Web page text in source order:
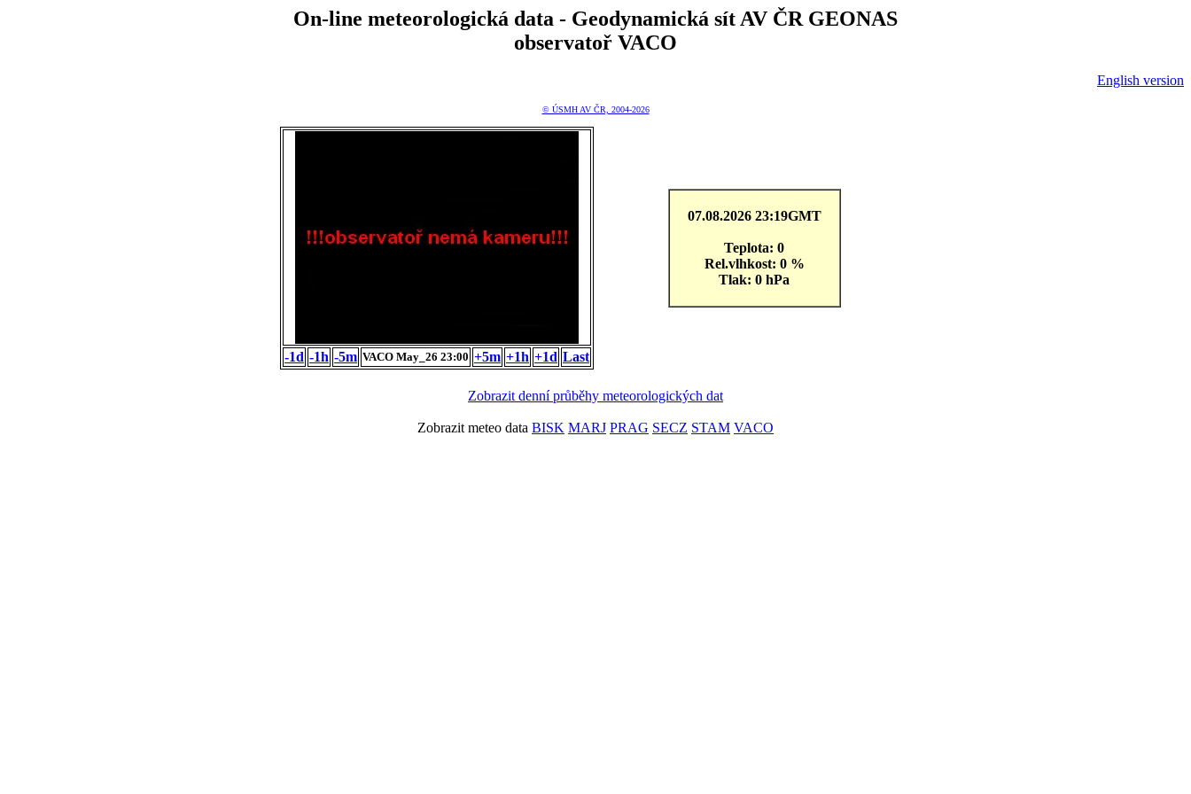
On-line meteorologická data - Geodynamická sít AV ČR GEONAS
observatoř VACO
English version
© ÚSMH AV ČR, 2004-2026
-1d -1h -5m VACO May_26 23:00 +5m +1h +1d Last
07.08.2026 23:19GMT
Teplota: 0
Rel.vlhkost: 0 %
Tlak: 0 hPa
Zobrazit denní průběhy meteorologických dat
Zobrazit meteo data BISK MARJ PRAG SECZ STAM VACO